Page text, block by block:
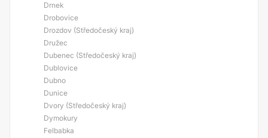
Drnek
Drobovice
Drozdov (Středočeský kraj)
Družec
Dubenec (Středočeský kraj)
Dublovice
Dubno
Dunice
Dvory (Středočeský kraj)
Dymokury
Felbabka